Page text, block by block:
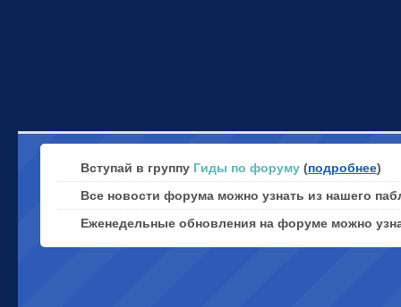
Вступай в группу Гиды по форуму (подробнее)
Все новости форума можно узнать из нашего
Еженедельные обновления на форуме можно